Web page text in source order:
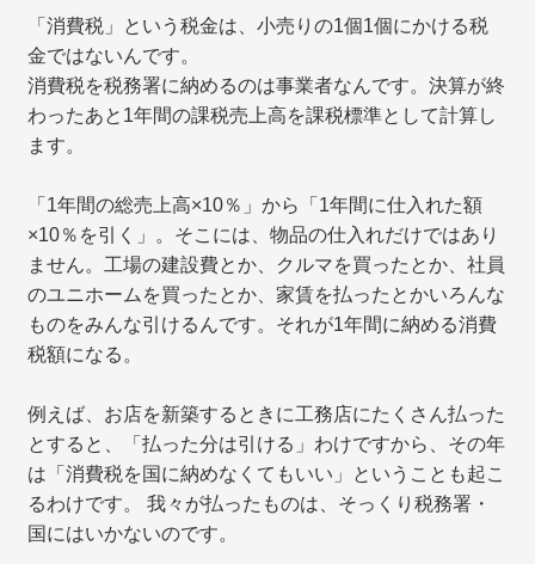
「消費税」という税金は、小売りの1個1個にかける税
金ではないんです。
消費税を税務署に納めるのは事業者なんです。決算が終
わったあと1年間の課税売上高を課税標準として計算し
ます。
「1年間の総売上高×10％」から「1年間に仕入れた額
×10％を引く」。そこには、物品の仕入れだけではあり
ません。工場の建設費とか、クルマを買ったとか、社員
のユニホームを買ったとか、家賃を払ったとかいろんな
ものをみんな引けるんです。それが1年間に納める消費
税額になる。
例えば、お店を新築するときに工務店にたくさん払った
とすると、「払った分は引ける」わけですから、その年
は「消費税を国に納めなくてもいい」ということも起こ
るわけです。 我々が払ったものは、そっくり税務署・
国にはいかないのです。